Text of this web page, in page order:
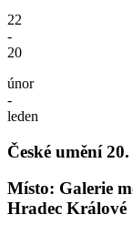
22
-
20
únor
-
leden
České umění
Místo: Galerie
Hradec Králové